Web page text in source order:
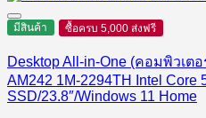
มีสินค้า ซื้อครบ 5,000 ส่งฟรี
Desktop All-in-One (คอมพิวเต
AM242 1M-2294TH Intel Core
SSD/23.8″/Windows 11 Home